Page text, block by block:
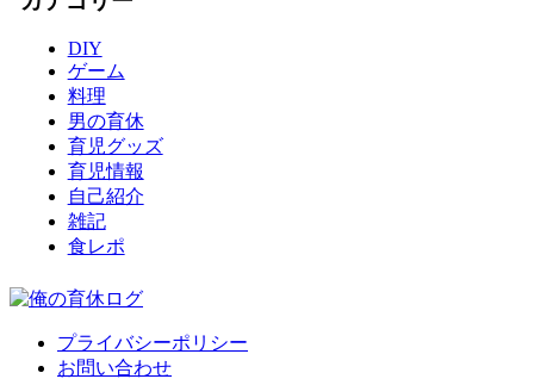
DIY
ゲーム
料理
男の育休
育児グッズ
育児情報
自己紹介
雑記
食レポ
プライバシーポリシー
お問い合わせ